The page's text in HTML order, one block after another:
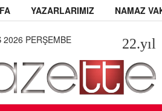
YAZARLARIMIZ NAMAZ
2026 PERŞEMBE 22.yıl